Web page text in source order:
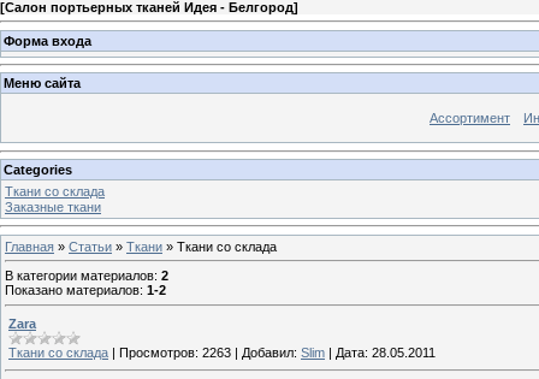
[Салон портьерных тканей Идея - Белгород]
Форма входа
Меню сайта
Ассортимент
Categories
Ткани со склада
Заказные ткани
Главная » Статьи » Ткани » Ткани со склада
В категории материалов: 2
Показано материалов: 1-2
Zara
Ткани со склада | Просмотров: 2263 | Добавил: Slim | Дата: 28.05.2011